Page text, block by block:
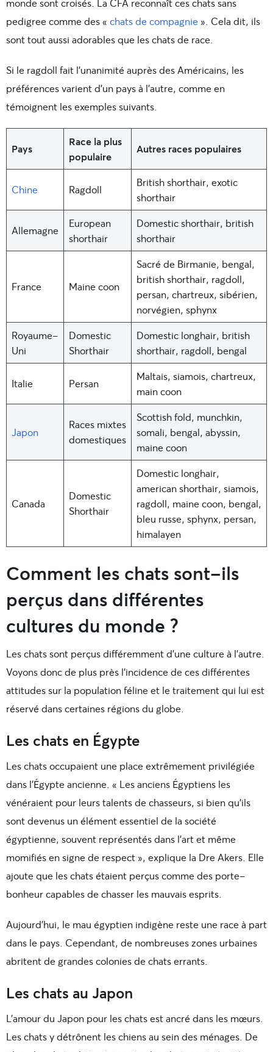
monde sont croisés. La CFA reconnaît ces chats sans
pedigree comme des « chats de compagnie ». Cela dit, ils
sont tout aussi adorables que les chats de race.
Si le ragdoll fait l’unanimité auprès des Américains, les
préférences varient d’un pays à l’autre, comme en
témoignent les exemples suivants.
Pays
Race la plus
populaire
Autres races populaires
Chine Ragdoll
British shorthair, exotic
shorthair
Allemagne
European
shorthair
Domestic shorthair, british
shorthair
France Maine coon
Sacré de Birmanie, bengal,
british shorthair, ragdoll,
persan, chartreux, sibérien,
norvégien, sphynx
Royaume-
Uni
Domestic
Shorthair
Domestic longhair, british
shorthair, ragdoll, bengal
Italie Persan
Maltais, siamois, chartreux,
main coon
Japon
Races mixtes
domestiques
Scottish fold, munchkin,
somali, bengal, abyssin,
maine coon
Canada
Domestic
Shorthair
Domestic longhair,
american shorthair, siamois,
ragdoll, maine coon, bengal,
bleu russe, sphynx, persan,
himalayen
Comment les chats sont-ils
perçus dans différentes
cultures du monde ?
Les chats sont perçus différemment d’une culture à l’autre.
Voyons donc de plus près l’incidence de ces différentes
attitudes sur la population féline et le traitement qui lui est
réservé dans certaines régions du globe.
Les chats en Égypte
Les chats occupaient une place extrêmement privilégiée
dans l’Égypte ancienne. « Les anciens Égyptiens les
vénéraient pour leurs talents de chasseurs, si bien qu’ils
sont devenus un élément essentiel de la société
égyptienne, souvent représentés dans l’art et même
momifiés en signe de respect », explique la Dre Akers. Elle
ajoute que les chats étaient perçus comme des porte-
bonheur capables de chasser les mauvais esprits.
Aujourd’hui, le mau égyptien indigène reste une race à part
dans le pays. Cependant, de nombreuses zones urbaines
abritent de grandes colonies de chats errants.
Les chats au Japon
L’amour du Japon pour les chats est ancré dans les mœurs.
Les chats y détrônent les chiens au sein des ménages. De